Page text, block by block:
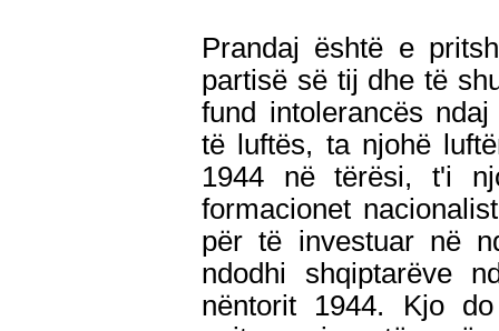
Prandaj është e
partisë së tij dhe të
fund intolerancës
të luftës, ta njohë
1944 në tërësi, t'i
formacionet
për të investuar në
ndodhi shqiptarëve
nëntorit 1944. Kjo